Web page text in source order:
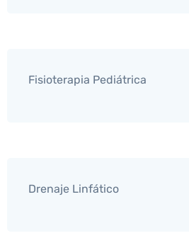
Fisioterapia Pediátrica
Drenaje Linfático